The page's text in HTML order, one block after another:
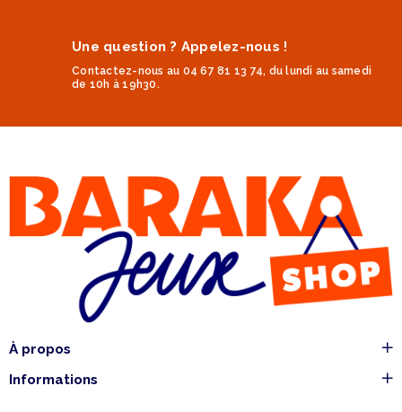
Une question ? Appelez-nous !
Contactez-nous au 04 67 81 13 74, du lundi au samedi
de 10h à 19h30.
À propos
Informations